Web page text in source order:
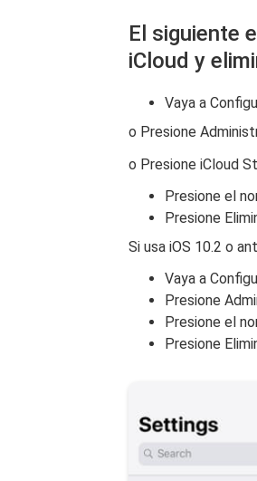
El siguiente
iCloud y
Vaya a
o Presione
o Presione iCloud
Presione el
Presione
Si usa iOS 10.2 o
Vaya a
Presione
Presione el
Presione